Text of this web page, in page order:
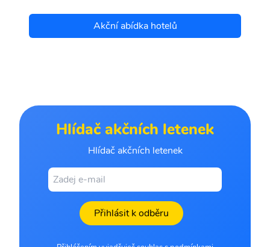
Akční abídka hotelů
Hlídač akčních letenek
Hlídač akčních letenek
Přihlásit k odběru